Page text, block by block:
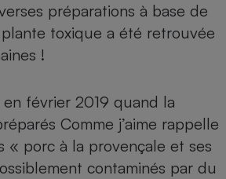
préparations à base de
toxique a été retrouvée
!
février 2019 quand la
Comme j’aime rappelle
« porc à la provençale et ses
contaminés par du
Assurance emprunteur
Gros électroménager
Internet
Téléphonie
Mutuelle